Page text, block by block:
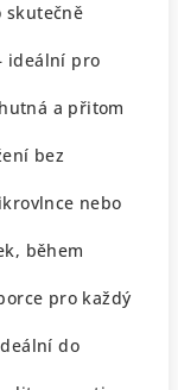
skutečně
ideální pro
a přitom
bez
nebo
během
pro každý
do